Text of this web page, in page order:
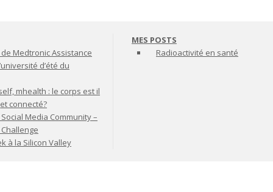
Medtronic Assistance
d’été du
mhealth : le corps est il
connecté?
Media Community –
à la Silicon Valley
MES POSTS
Radioactivité en santé